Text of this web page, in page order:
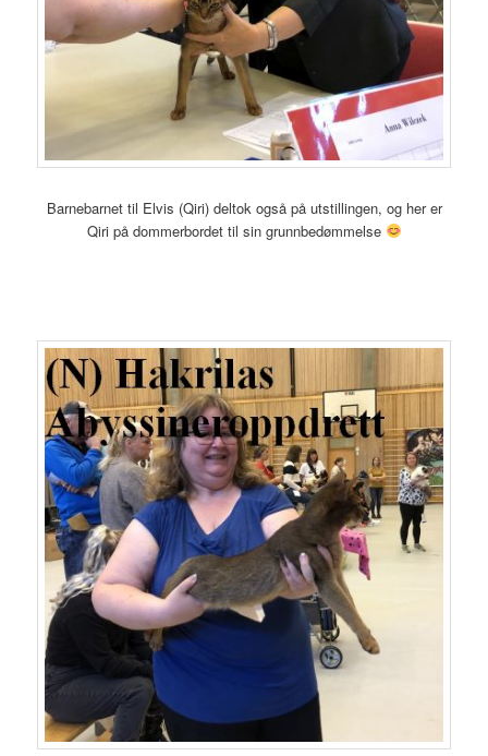
Barnebarnet til Elvis (Qiri) deltok også på utstillingen, og her er
Qiri på dommerbordet til sin grunnbedømmelse